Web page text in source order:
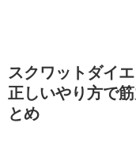
スクワットダイ
正しいやり方で
とめ